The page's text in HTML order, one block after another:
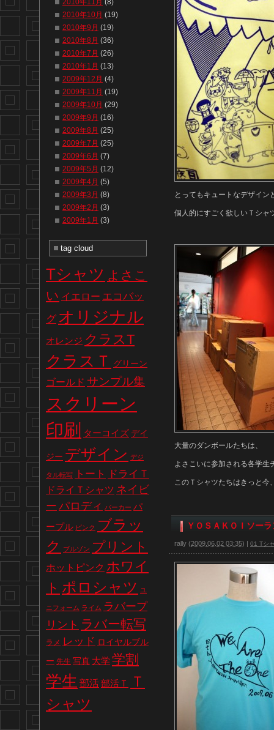
とってもキュートなデザイン
個人的にすごく欲しいＴシャ
大量のダンボールたちは、
よさこいに参加される各学生
このＴシャツたちはきっと今
ＹＯＳＡＫＯＩソー
rally (2009.06.02 03:35) | 01 Tシ
2010年11月 (8)
2010年10月 (19)
2010年9月 (19)
2010年8月 (36)
2010年7月 (26)
2010年1月 (13)
2009年12月 (4)
2009年11月 (19)
2009年10月 (29)
2009年9月 (16)
2009年8月 (25)
2009年7月 (25)
2009年6月 (7)
2009年5月 (12)
2009年4月 (5)
2009年3月 (8)
2009年2月 (3)
2009年1月 (3)
tag cloud
Tシャツ よさこ
い イエロー エコバッ
グ オリジナル
オレンジ クラスT
クラスＴ グリーン
ゴールド サンプル集
スクリーン
印刷
ターコイズ デイ
ジー デザイン デジ
タル転写 トート ドライＴ
ドライＴシャツ ネイビ
ー パロディ パーカー パ
ープル ピンク ブラッ
ク
ブルゾン プリント
ホットピンク ホワイ
ト ポロシャツ ユ
ニフォーム ライム ラバープ
リント ラバー転写
ラメ レッド ロイヤルブル
ー 先生 写真 大学 学割
学生 部活部活Ｔ
Ｔ
シャツ